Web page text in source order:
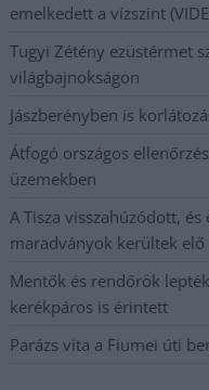
emelkedett a vízszint
Tugyi Zétény ezüstérmet
világbajnokságon
Jászberényben is
Átfogó országos
üzemekben
A Tisza visszahúzódott,
maradványok kerültek elő
Mentők és rendőrök
kerékpáros is érintett
Parázs vita a Fiumei úti